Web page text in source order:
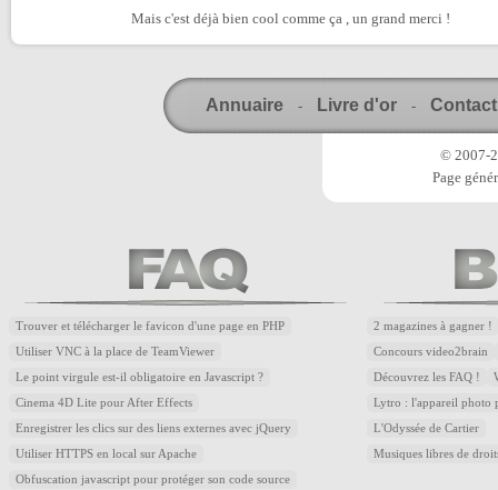
Mais c'est déjà bien cool comme ça , un grand merci !
Annuaire - Livre d'or - Contact
© 2007-
Page
Trouver et télécharger le favicon d'une page en PHP
Utiliser VNC à la place de TeamViewer
Le point virgule est-il obligatoire en Javascript ?
Cinema 4D Lite pour After Effects
Enregistrer les clics sur des liens externes avec jQuery
Utiliser HTTPS en local sur Apache
Obfuscation javascript pour protéger son code source
2 magazines à gagner !
Concours video2brain
Découvrez les FAQ !
Lytro : l'appareil photo
L'Odyssée de Cartier
Musiques libres de